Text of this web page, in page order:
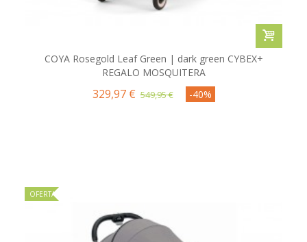
COYA Rosegold Leaf Green | dark green CYBEX+
REGALO MOSQUITERA
329,97 € 549,95 € -40%
OFERTA